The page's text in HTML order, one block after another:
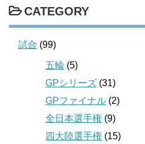
CATEGORY
試合 (99)
五輪 (5)
GPシリーズ (31)
GPファイナル (2)
全日本選手権 (9)
四大陸選手権 (15)